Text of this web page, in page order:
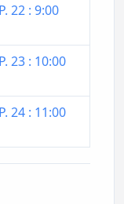
22 : 9:00
23 : 10:00
24 : 11:00